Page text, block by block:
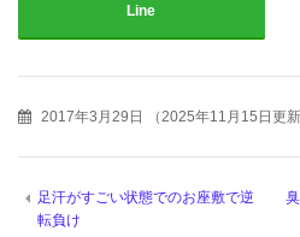
Line
2017年3月29日 （2025年11月15日更新
足汗がすごい状態でのお座敷で逆
転負け